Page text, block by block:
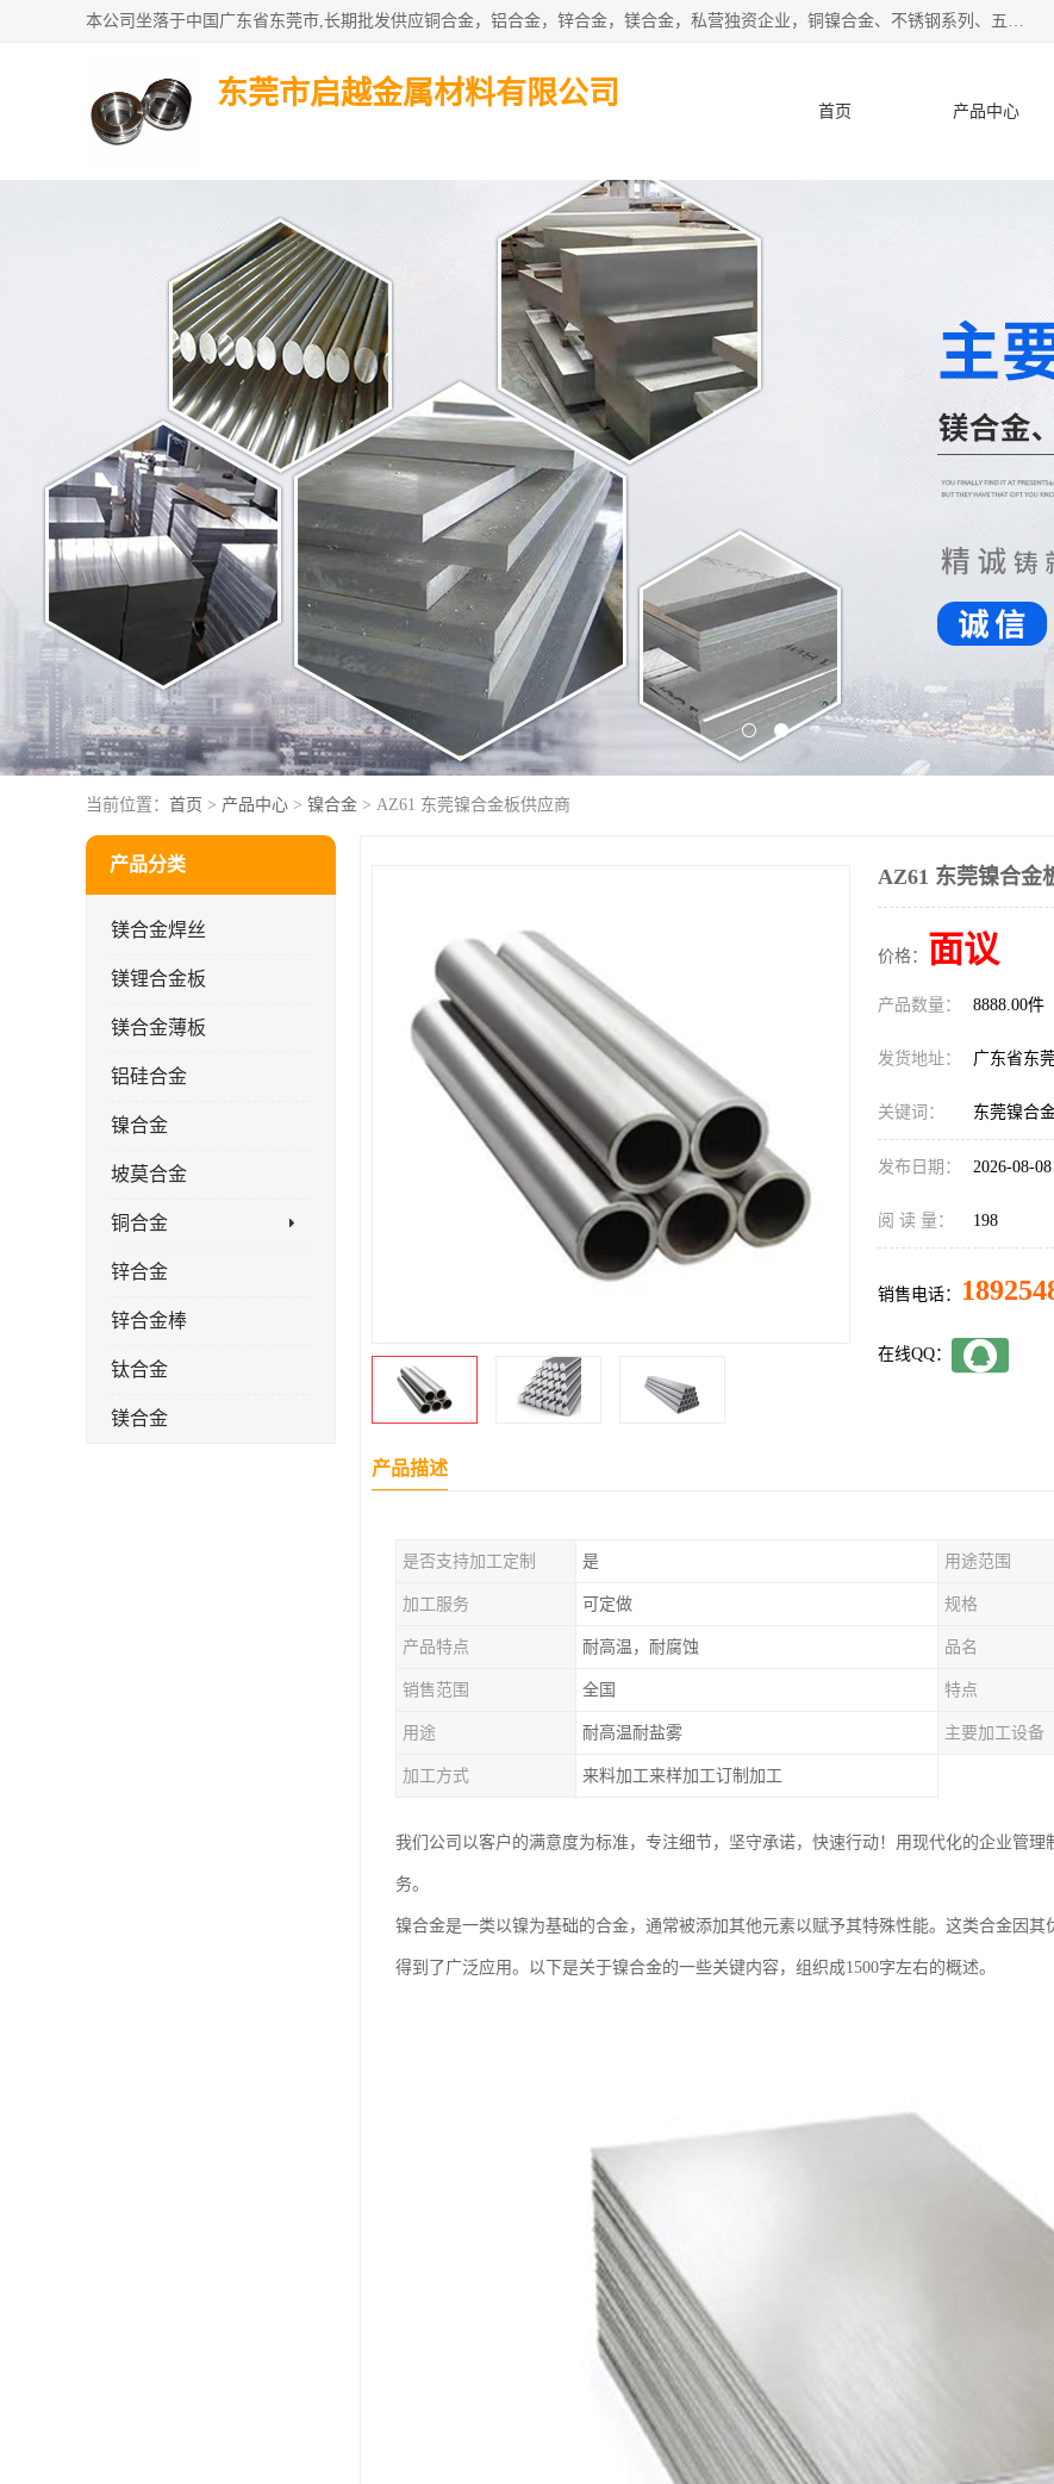
本公司坐落于中国广东省东莞市,长期批发供应铜合金，铝合金，锌合金，镁合金，私营独资企业，铜镍合金、不锈钢系列、五金冲压材料、进口金属材料、钨钢、高速钢、白钢刀、铝系列材料、铝镁合金、锰钢片等，启越是一家经国家相关部门批准注册的企业。公司以雄厚的实力、合理的厂家、优良的服务与多家企业建立了长期的合作关系。欢迎前来参观、考察、洽谈业务。 金属材料...,欢迎惠顾！
东莞市启越金属材料有限公司
首页 产品中心
当前位置： 首页 > 产品中心 > 镍合金 > AZ61 东莞镍合金板供应商
产品分类
镁合金焊丝
镁锂合金板
镁合金薄板
铝硅合金
镍合金
坡莫合金
铜合金
锌合金
锌合金棒
钛合金
镁合金
AZ61 东莞镍合金
价格： 面议
产品数量： 8888.00件
发货地址： 广东省东
关键词： 东莞镍合
发布日期： 2026-08-08
阅 读 量： 198
销售电话：
在线QQ：
产品描述
是否支持加工定制 是 用途范围
加工服务 可定做 规格
产品特点 耐高温，耐腐蚀 品名
销售范围 全国 特点
用途 耐高温耐盐雾 主要加工设备
加工方式 来料加工来样加工订制加工
我们公司以客户的满意度为标准，专注细节，坚守承诺，快速行动！用现代化的企业管
务。
镍合金是一类以镍为基础的合金，通常被添加其他元素以赋予其特殊性能。这类合金因
得到了广泛应用。以下是关于镍合金的一些关键内容，组织成1500字左右的概述。